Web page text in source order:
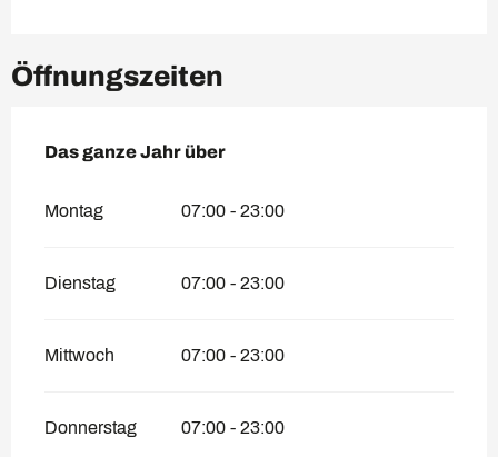
Öffnungszeiten
Das ganze Jahr über
Das ganze Jahr über
Montag 07:00 - 23:00
Dienstag 07:00 - 23:00
Mittwoch 07:00 - 23:00
Donnerstag 07:00 - 23:00